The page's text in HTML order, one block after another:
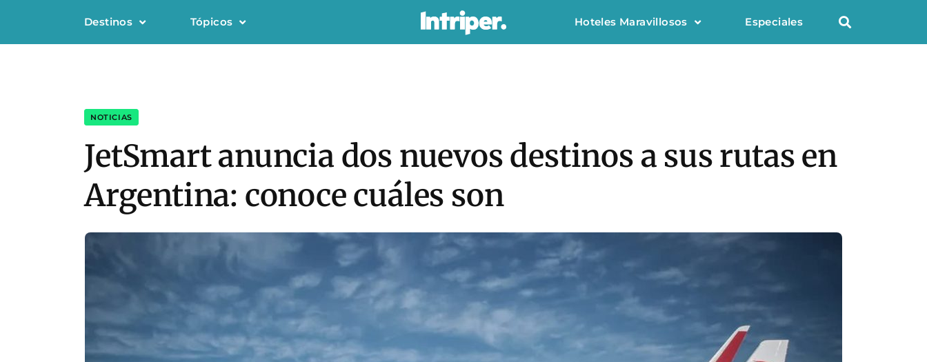
Destinos Tópicos Hoteles Maravillosos Especiales
NOTICIAS
JetSmart anuncia dos nuevos destinos a sus rutas en
Argentina: conoce cuáles son